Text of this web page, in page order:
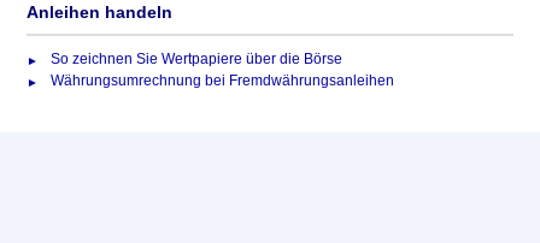
Anleihen handeln
So zeichnen Sie Wertpapiere über die Börse
Währungsumrechnung bei Fremdwährungsanleihen